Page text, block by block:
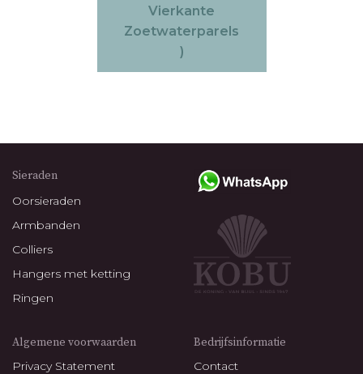
Vierkante
Zoetwaterparels
)
Sieraden
Oorsieraden
Armbanden
Colliers
Hangers met ketting
Ringen
Algemene voorwaarden
Privacy Statement
Bedrijfsinformatie
Contact